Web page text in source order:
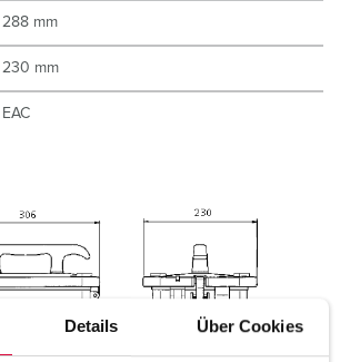
Details Über Cookies
288 mm
230 mm
EAC